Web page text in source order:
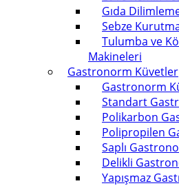
Gıda
Sebze
Tulumba ve
Makineleri
Gastronorm Küvetler
Gastronorm
Standart
Polikarbon
Polipropilen
Saplı
Delikli
Yapışmaz